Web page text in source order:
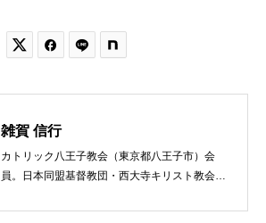
 
雑賀 信行
カトリック八王子教会（東京都八王子市）会
員。日本同盟基督教団・西大寺キリスト教会
れ。関西学院大学社会学部卒業。９０年代、い